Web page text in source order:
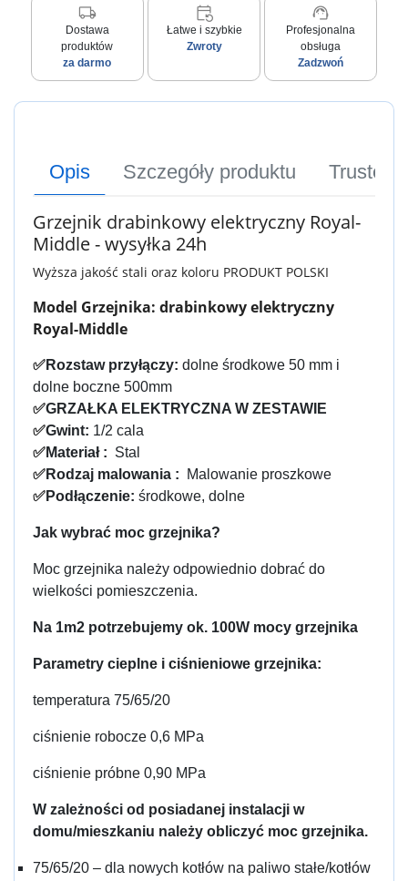
local_shipping
Dostawa
produktów
za darmo
event_repeat
Łatwe i szybkie
Zwroty
support_agent
Profesjonalna
obsługa
Zadzwoń
Opis Szczegóły produktu Trusted
Grzejnik drabinkowy elektryczny Royal-
Middle - wysyłka 24h
Wyższa jakość stali oraz koloru PRODUKT POLSKI
Model Grzejnika: drabinkowy elektryczny
Royal-Middle
✅Rozstaw przyłączy: dolne środkowe 50 mm i
dolne boczne 500mm
✅GRZAŁKA ELEKTRYCZNA W ZESTAWIE
✅Gwint: 1/2 cala
✅Materiał : Stal
✅Rodzaj malowania :
Malowanie proszkowe
✅Podłączenie: środkowe, dolne
Jak wybrać moc grzejnika?
Moc grzejnika należy odpowiednio dobrać do
wielkości pomieszczenia.
Na 1m2 potrzebujemy ok. 100W mocy grzejnika
Parametry cieplne i ciśnieniowe grzejnika:
temperatura 75/65/20
ciśnienie robocze 0,6 MPa
ciśnienie próbne 0,90 MPa
W zależności od posiadanej instalacji w
domu/mieszkaniu należy obliczyć moc grzejnika.
75/65/20 – dla nowych kotłów na paliwo stałe/kotłów